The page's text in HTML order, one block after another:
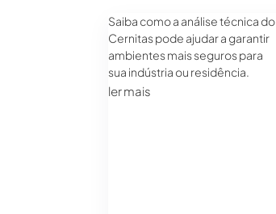
Saiba como a análise técnica do
Cernitas pode ajudar a garantir
ambientes mais seguros para
sua indústria ou residência.
ler mais